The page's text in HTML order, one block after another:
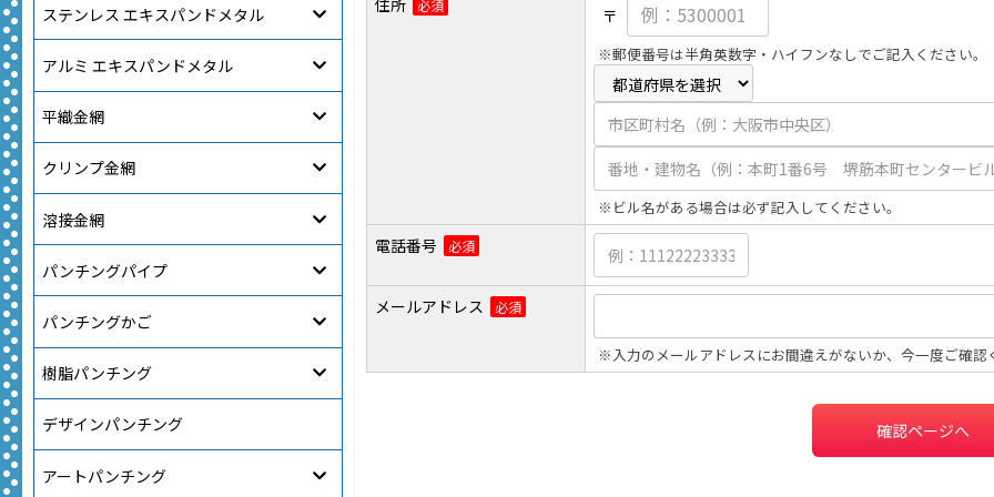
ステンレス エキスパンドメタル
アルミ エキスパンドメタル
平織金網
クリンプ金網
溶接金網
パンチングパイプ
パンチングかご
樹脂パンチング
デザインパンチング
アートパンチング
住所 必須 〒
※郵便番号は半角英数字・ハイフンなしでご記入ください。
※ビル名がある場合は必ず記入してください。
電話番号 必須
メールアドレス 必須
※入力のメールアドレスにお間違えがないか、今一度ご確認
確認ページへ